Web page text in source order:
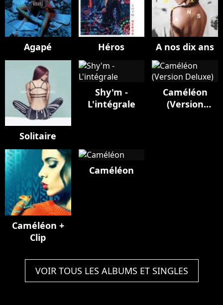
Agapé Héros A nos dix ans
Solitaire
Shy'm -
L'intégrale
Caméléon
(Version
Caméléon +
Clip
Caméléon
VOIR TOUS LES ALBUMS ET SINGLES